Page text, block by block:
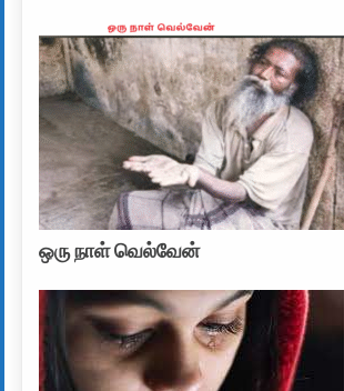
ஒரு நாள் வெல்வேன்